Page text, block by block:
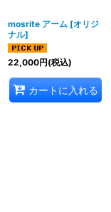
mosrite アーム [オリジ
ナル]
22,000円(税込)
カートに入れる